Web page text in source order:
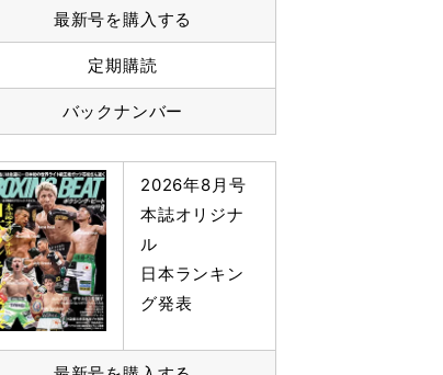
最新号を購入する
定期購読
バックナンバー
2026年8月号
本誌オリジナ
ル
日本ランキン
グ発表